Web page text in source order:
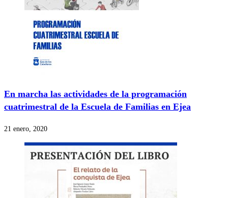
En marcha las actividades de la programación
cuatrimestral de la Escuela de Familias en Ejea
21 enero, 2020